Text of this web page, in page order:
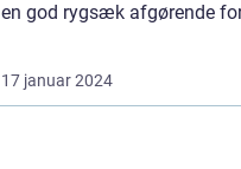
en god rygsæk afgørende
17 januar 2024